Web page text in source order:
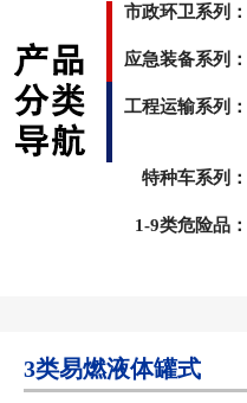
市政环卫系列：
应急装备系列：
工程运输系列：
特种车系列：
1-9类危险品：
3类易燃液体罐式